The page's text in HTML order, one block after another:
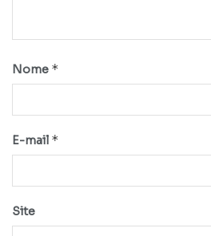
Nome *
E-mail *
Site